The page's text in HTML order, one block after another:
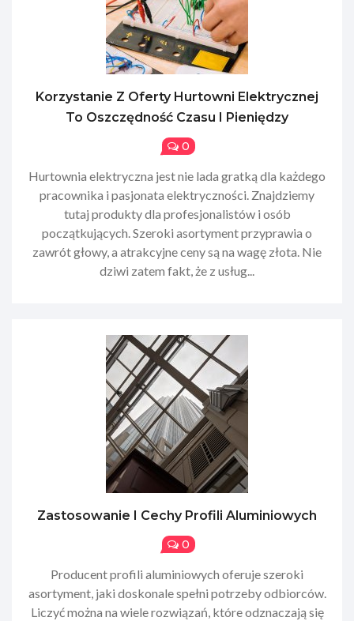
Korzystanie Z Oferty Hurtowni Elektrycznej
To Oszczędność Czasu I Pieniędzy
0
Hurtownia elektryczna jest nie lada gratką dla każdego
pracownika i pasjonata elektryczności. Znajdziemy
tutaj produkty dla profesjonalistów i osób
początkujących. Szeroki asortyment przyprawia o
zawrót głowy, a atrakcyjne ceny są na wagę złota. Nie
dziwi zatem fakt, że z usług...
Zastosowanie I Cechy Profili Aluminiowych
0
Producent profili aluminiowych oferuje szeroki
asortyment, jaki doskonale spełni potrzeby odbiorców.
Liczyć można na wiele rozwiązań, które odznaczają się